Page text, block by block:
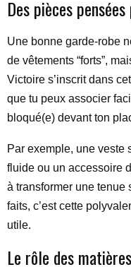
Des pièces
Une bonne garde-robe
de vêtements “forts”,
Victoire s’inscrit dans
que tu peux associer
bloqué(e) devant ton
Par exemple, une veste
fluide ou un accessoire
à transformer une
faits, c’est cette
utile.
Le rôle des